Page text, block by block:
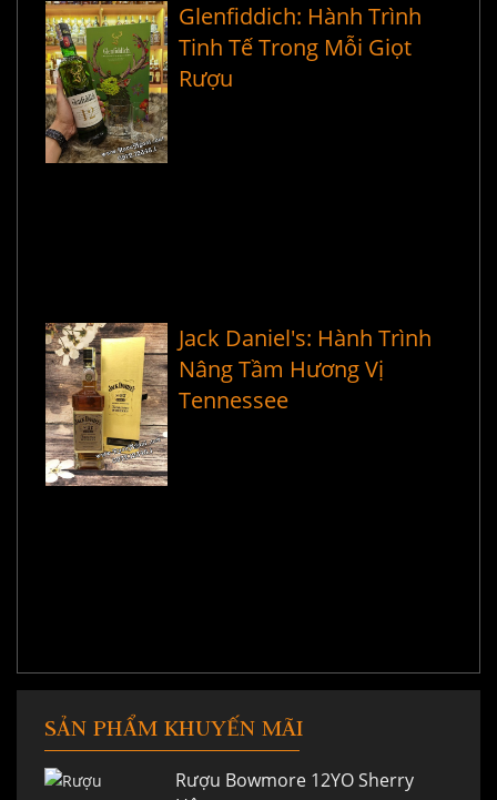
Glenfiddich: Hành Trình
Tinh Tế Trong Mỗi Giọt
Rượu
Jack Daniel's: Hành Trình
Nâng Tầm Hương Vị
Tennessee
SẢN PHẨM KHUYẾN MÃI
Rượu Bowmore 12YO Sherry